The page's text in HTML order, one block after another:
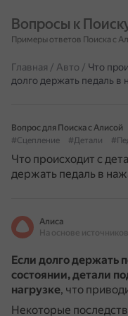
Вопросы к
Примеры ответов Поиска с
Главная / Авто / Что
долго держать педаль в
Вопрос для Поиска с Алисой
#Сцепление
#Детали
Что происходит с
держать педаль в
Алиса
Если долго держать
состоянии, детали
нагрузке, что
Некоторые